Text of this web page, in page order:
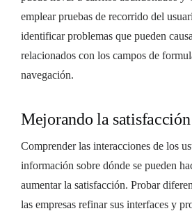
emplear pruebas de recorrido del
identificar problemas que pueden
relacionados con los campos de
navegación.
Mejorando la
Comprender las interacciones de los
información sobre dónde se pueden
aumentar la satisfacción. Probar
las empresas refinar sus interfaces y